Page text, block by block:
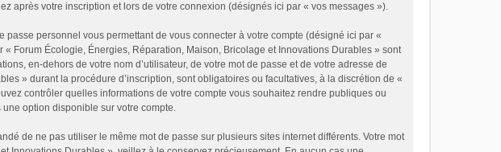
après votre inscription et lors de votre connexion (désignés ici par « vos messages »).
personnel vous permettant de vous connecter à votre compte (désigné ici par «
Forum Écologie, Énergies, Réparation, Maison, Bricolage et Innovations Durables » sont
en-dehors de votre nom d’utilisateur, de votre mot de passe et de votre adresse de
» durant la procédure d’inscription, sont obligatoires ou facultatives, à la discrétion de «
contrôler quelles informations de votre compte vous souhaitez rendre publiques ou
option disponible sur votre compte.
de ne pas utiliser le même mot de passe sur plusieurs sites internet différents. Votre mot